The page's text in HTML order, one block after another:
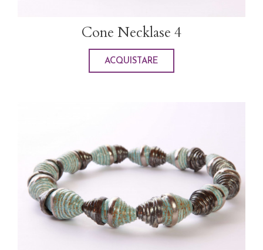
Cone Necklase 4
ACQUISTARE